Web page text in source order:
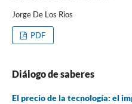
Jorge De Los Rios
PDF
Diálogo de saberes
El precio de la tecnología: el